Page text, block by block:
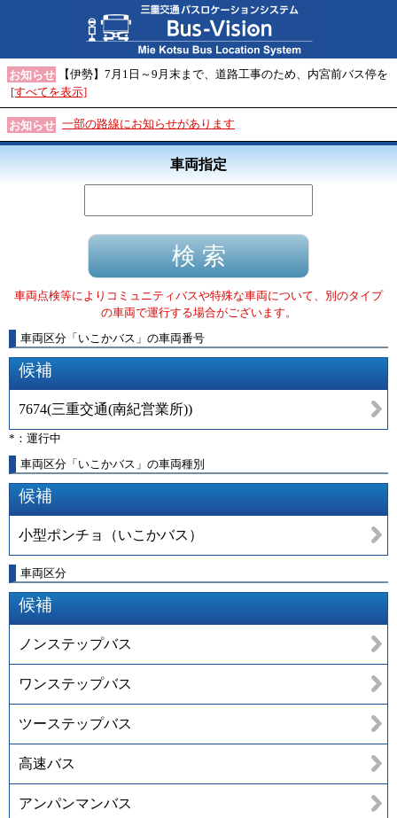
お知らせ
【伊勢】7月1日～9月末まで、道路工事のため、内宮前バス停を
[すべてを表示]
お知らせ 一部の路線にお知らせがあります
車両指定
車両点検等によりコミュニティバスや特殊な車両について、別のタイプ
の車両で運行する場合がございます。
車両区分 「 いこかバス 」 の車両番号
候補
7674(三重交通(南紀営業所))
*：運行中
車両区分「いこかバス」の車両種別
候補
小型ポンチョ（いこかバス）
車両区分
候補
ノンステップバス
ワンステップバス
ツーステップバス
高速バス
アンパンマンバス